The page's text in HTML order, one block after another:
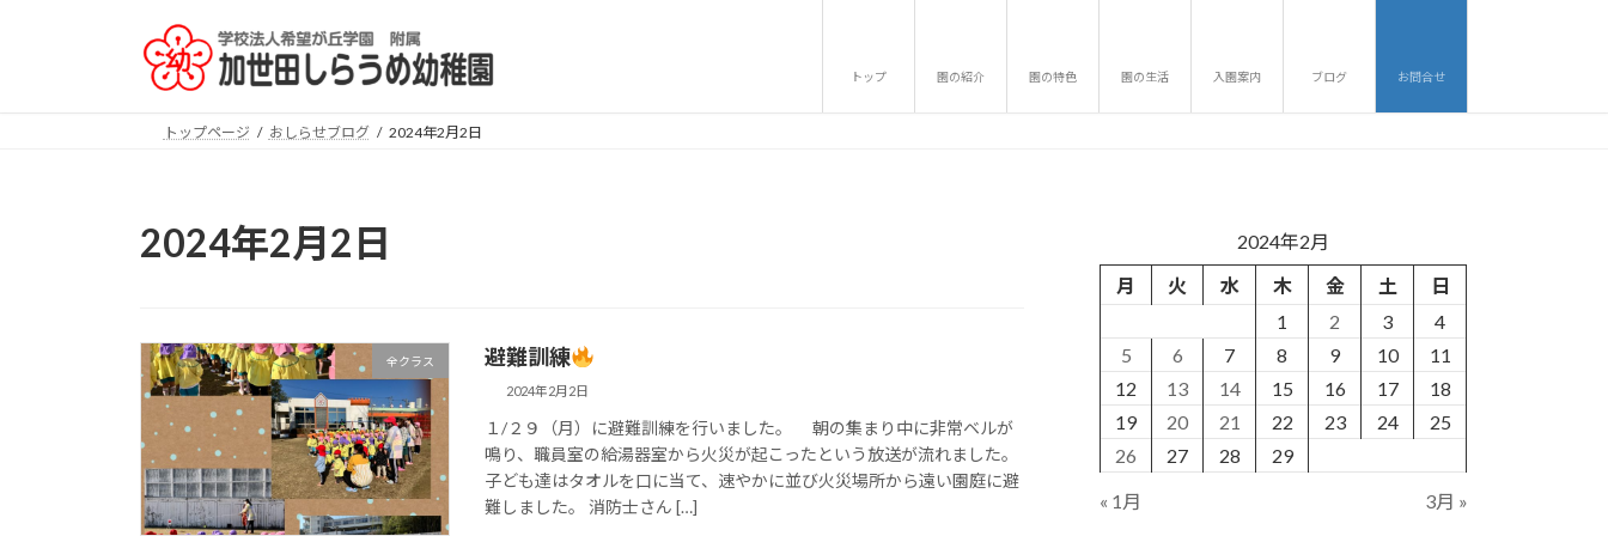
トップ 園の紹介 園の特色 園の生活 入園案内 ブログ お問合せ
トップページ おしらせブログ 2024年2月2日
2024年2月2日
全クラス 避難訓練
2024年2月2日
１/２９（月）に避難訓練を行いました。 朝の集まり中に非常ベルが
鳴り、職員室の給湯器室から火災が起こったという放送が流れました。
子ども達はタオルを口に当て、速やかに並び火災場所から遠い園庭に避
難しました。 消防士さん […]
2024年2月
月
火 水 木 金 土
日
1
2 3
4
5
6 7 8 9 10
11
12
13 14 15 16 17
18
19
20 21 22 23 24
25
26
27 28 29
« 1月 3月 »